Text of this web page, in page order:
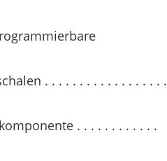
. . . . . . . . . . . . . . . . . .
. . . . . . . . . . . .